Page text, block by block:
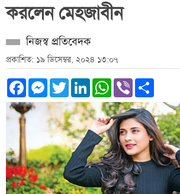
করলেন মেহজাবীন
নিজস্ব প্রতিবেদক
প্রকাশিত: ১৯ ডিসেম্বর, ২০২৪ ১৩:০৭
Facebook
Messenger
TwitterLinkedInWhatsApp
Viber